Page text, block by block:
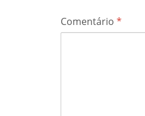
Comentário *